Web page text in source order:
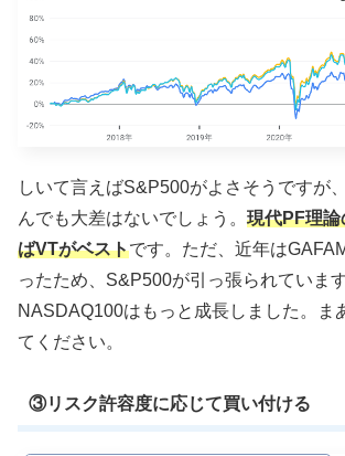
しいて言えばS&P500がよさそうですが
んでも大差はないでしょう。 現代PF理
ばVTがベストです。ただ、近年は
ったため、S&P500が引っ張られていま
NASDAQ100はもっと成長しました。ま
てください。
③リスク許容度に応じて買い付ける